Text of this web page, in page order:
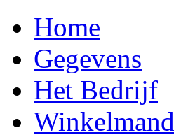
Home
Gegevens
Het Bedrijf
Winkelmand